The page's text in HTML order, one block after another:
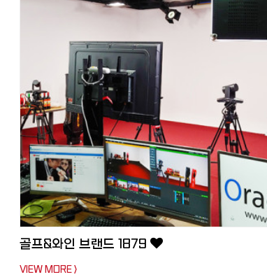
골프&와인 브랜드 1879
VIEW MORE >